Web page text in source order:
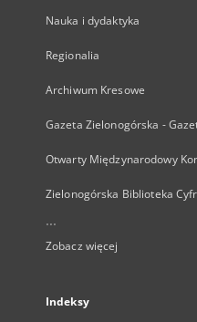
Nauka i dydaktyka
Regionalia
Archiwum Kresowe
Gazeta Zielonogórska -
Otwarty Międzynarodowy
Zielonogórska Biblioteka
...
Zobacz więcej
Indeksy